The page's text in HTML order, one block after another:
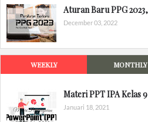
Aturan Baru PPG
December 03, 2022
WEEKLY MONTHLY
Materi PPT IPA Kelas
Januari 18, 2021